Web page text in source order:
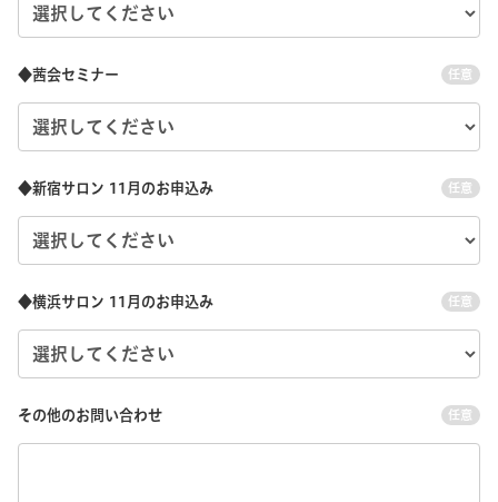
◆茜会セミナー 任意
◆新宿サロン 11月のお申込み 任意
◆横浜サロン 11月のお申込み 任意
その他のお問い合わせ 任意